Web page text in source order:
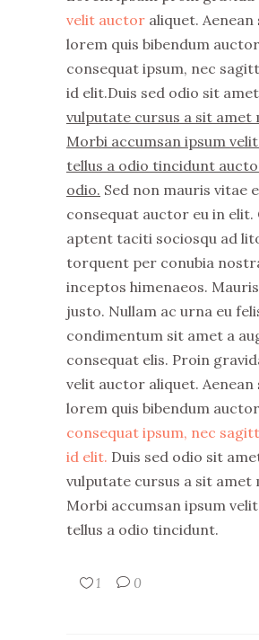
velit auctor aliquet.
lorem quis bibendum
consequat ipsum, nec
id elit.Duis sed odio sit
vulputate cursus a sit amet
Morbi accumsan ipsum
tellus a odio tincidunt
odio. Sed non mauris vitae
consequat auctor eu in elit.
aptent taciti sociosqu ad
torquent per conubia
inceptos himenaeos.
justo. Nullam ac urna eu
condimentum sit amet a
consequat elis. Proin
velit auctor aliquet. Aenean
lorem quis bibendum
consequat ipsum, nec
id elit. Duis sed odio sit
vulputate cursus a sit amet
Morbi accumsan ipsum
tellus a odio tincidunt.
1 0